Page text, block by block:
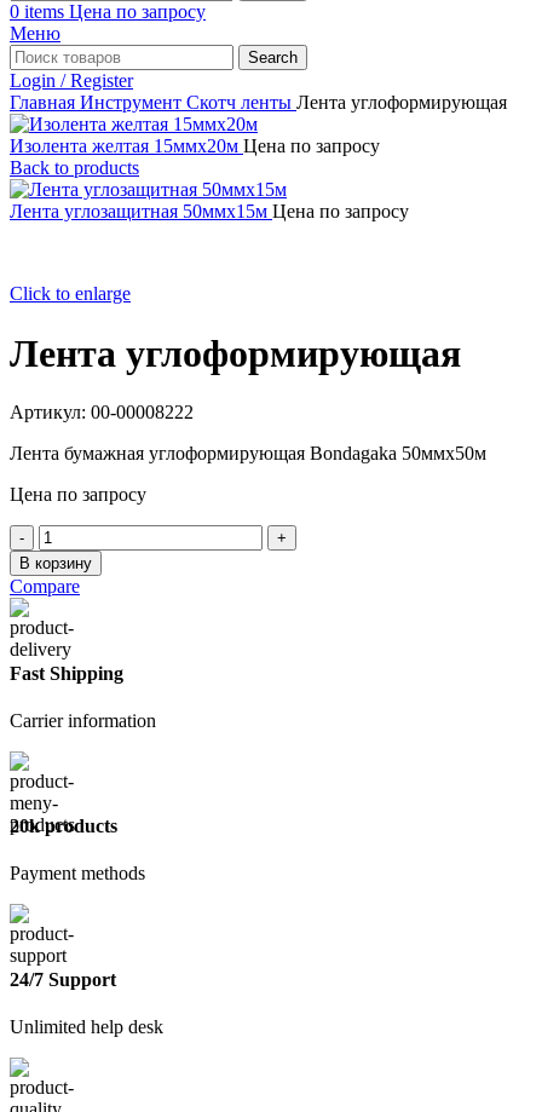
0 items Цена по запросу
Меню
Search
Login / Register
Главная Инструмент Скотч ленты Лента углоформирующая
Изолента желтая 15ммх20м Цена по запросу
Back to products
Лента углозащитная 50ммх15м Цена по запросу
Click to enlarge
Лента углоформирующая
Артикул: 00-00008222
Лента бумажная углоформирующая Bondagaka 50ммх50м
Цена по запросу
Количество
товара
Лента
углоформирующая
В корзину
Compare
Fast Shipping
Carrier information
20k products
Payment methods
24/7 Support
Unlimited help desk